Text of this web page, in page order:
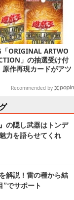
ORIGINAL ARTWO
」の抽選受け付
原作再現カードがアツ
パック
Recommended by
の隠し武器はトンデ
力を語らせてくれ
解説！雷の種から結
”でサポート